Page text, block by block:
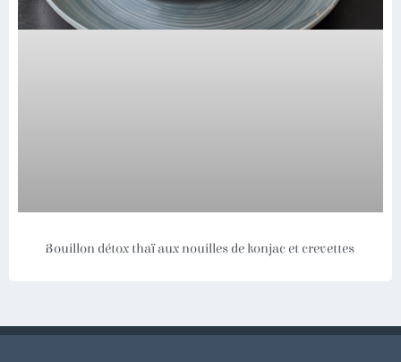
Bouillon détox thaï aux nouilles de konjac et crevettes